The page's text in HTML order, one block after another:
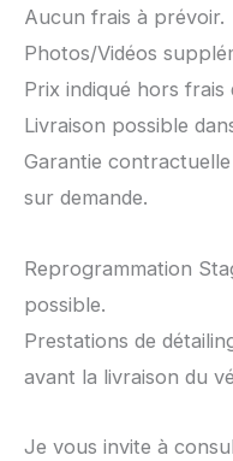
Aucun frais à prévoir.
Photos/Vidéos
Prix indiqué hors frais
Livraison possible
Garantie
sur demande.
Reprogrammation
possible.
Prestations de
avant la livraison du
Je vous invite à